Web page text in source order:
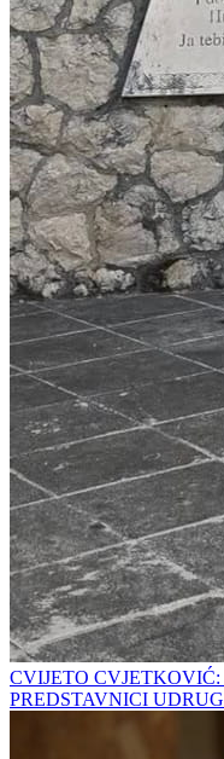
CVIJETO CVJETKOVIĆ:
PREDSTAVNICI